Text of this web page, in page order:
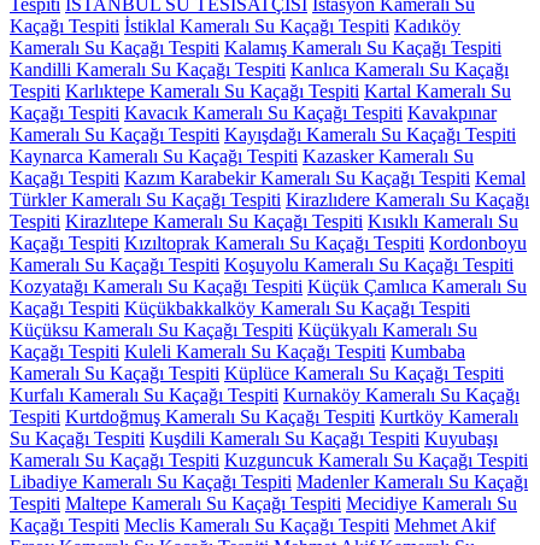
Kaçağı Tespiti İstiklal Kameralı Su Kaçağı Tespiti Kadıköy
Kameralı Su Kaçağı Tespiti Kalamış Kameralı Su Kaçağı Tespiti
Kandilli Kameralı Su Kaçağı Tespiti Kanlıca Kameralı Su Kaçağı
Tespiti Karlıktepe Kameralı Su Kaçağı Tespiti Kartal Kameralı Su
Kaçağı Tespiti Kavacık Kameralı Su Kaçağı Tespiti Kavakpınar
Kameralı Su Kaçağı Tespiti Kayışdağı Kameralı Su Kaçağı Tespiti
Kaynarca Kameralı Su Kaçağı Tespiti Kazasker Kameralı Su
Kaçağı Tespiti Kazım Karabekir Kameralı Su Kaçağı Tespiti Kemal
Türkler Kameralı Su Kaçağı Tespiti Kirazlıdere Kameralı Su Kaçağı
Tespiti Kirazlıtepe Kameralı Su Kaçağı Tespiti Kısıklı Kameralı Su
Kaçağı Tespiti Kızıltoprak Kameralı Su Kaçağı Tespiti Kordonboyu
Kameralı Su Kaçağı Tespiti Koşuyolu Kameralı Su Kaçağı Tespiti
Kozyatağı Kameralı Su Kaçağı Tespiti Küçük Çamlıca Kameralı Su
Kaçağı Tespiti Küçükbakkalköy Kameralı Su Kaçağı Tespiti
Küçüksu Kameralı Su Kaçağı Tespiti Küçükyalı Kameralı Su
Kaçağı Tespiti Kuleli Kameralı Su Kaçağı Tespiti Kumbaba
Kameralı Su Kaçağı Tespiti Küplüce Kameralı Su Kaçağı Tespiti
Kurfalı Kameralı Su Kaçağı Tespiti Kurnaköy Kameralı Su Kaçağı
Tespiti Kurtdoğmuş Kameralı Su Kaçağı Tespiti Kurtköy Kameralı
Su Kaçağı Tespiti Kuşdili Kameralı Su Kaçağı Tespiti Kuyubaşı
Kameralı Su Kaçağı Tespiti Kuzguncuk Kameralı Su Kaçağı Tespiti
Libadiye Kameralı Su Kaçağı Tespiti Madenler Kameralı Su Kaçağı
Tespiti Maltepe Kameralı Su Kaçağı Tespiti Mecidiye Kameralı Su
Kaçağı Tespiti Meclis Kameralı Su Kaçağı Tespiti Mehmet Akif